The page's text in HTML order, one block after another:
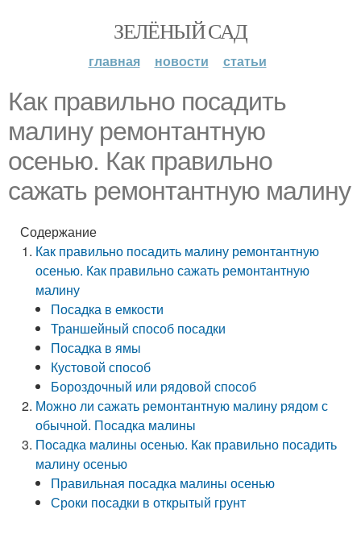
ЗЕЛЁНЫЙ САД
главная новости статьи
Как правильно посадить
малину ремонтантную
осенью. Как правильно
сажать ремонтантную малину
Содержание
Как правильно посадить малину ремонтантную
осенью. Как правильно сажать ремонтантную
малину
Посадка в емкости
Траншейный способ посадки
Посадка в ямы
Кустовой способ
Бороздочный или рядовой способ
Можно ли сажать ремонтантную малину рядом с
обычной. Посадка малины
Посадка малины осенью. Как правильно посадить
малину осенью
Правильная посадка малины осенью
Сроки посадки в открытый грунт